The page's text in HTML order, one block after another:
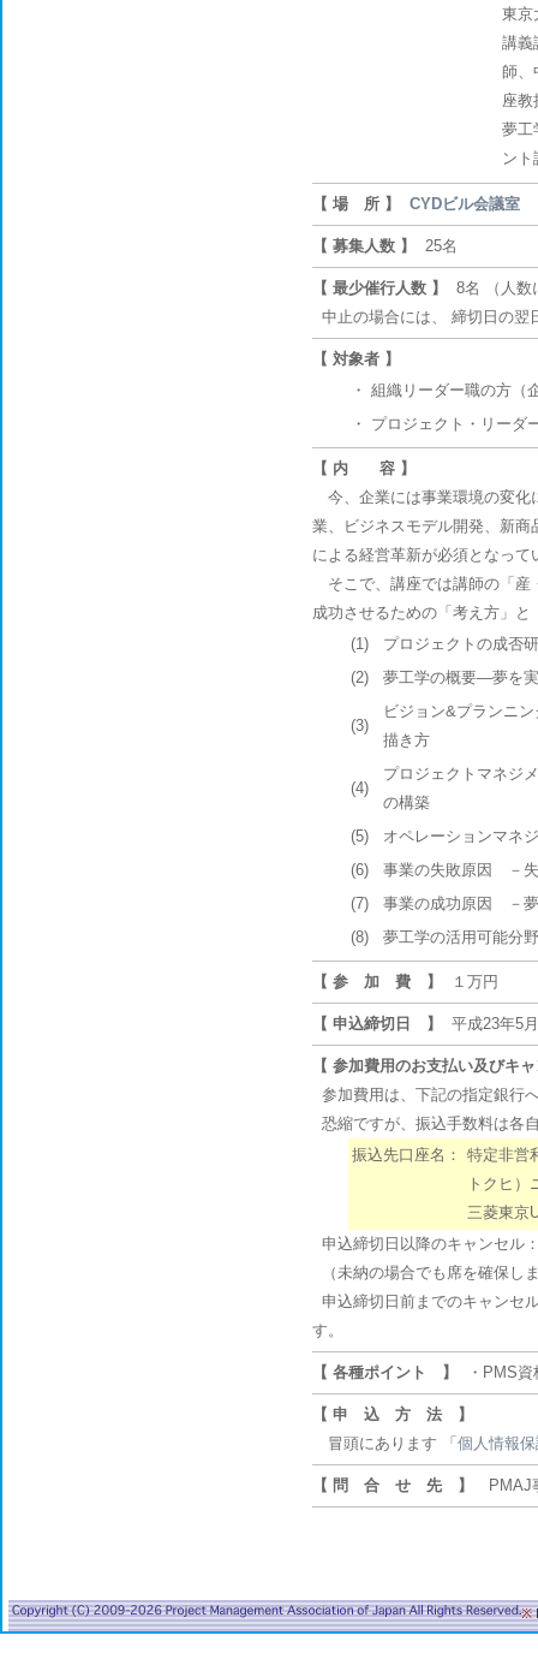
東京
講義
師、
座教
夢工
ン
【 場 所 】 CYDビル会議室
【 募集人数 】 25名
【 最少催行人数 】 8名 （人数
中止の場合には、 締切日の翌
【 対象者 】
・ 組織リーダー職の方（
・
プロジェクト・リーダ
【 内 容 】
今、企業には事業環境の変化
業、ビジネスモデル開発、新
による経営革新が必須となって
そこで、講座では講師の「産
成功させるための「考え方」
(1)
プロジェクトの成否
(2)
夢工学の概要―夢を
(3)
ビジョン&プランニ
描き方
(4)
プロジェクトマネジ
の構築
(5)
オペレーションマネ
(6)
事業の失敗原因 －
(7)
事業の成功原因 －
(8)
夢工学の活用可能分
【 参 加 費 】 １万円
【 申込締切日 】 平成23年5
【 参加費用のお支払い及びキ
参加費用は、下記の指定銀行
恐縮ですが、振込手数料は各
振込先口座名：
特定非営
トクヒ
三菱東
申込締切日以降のキャンセル
（未納の場合でも席を確保し
申込締切日前までのキャンセ
す。
【 各種ポイント 】 ・PMS資
【 申 込 方 法 】
冒頭にあります 「 個人情報
【 問 合 せ 先 】 PMAJ
※